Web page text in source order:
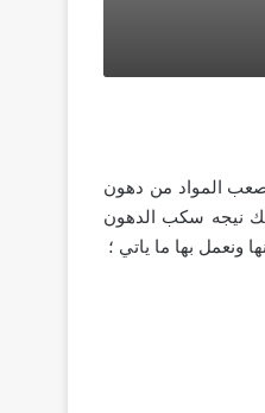
المواد من دهون
نيجه سكب الدهون
ونعمل بها ما ياتي ؛